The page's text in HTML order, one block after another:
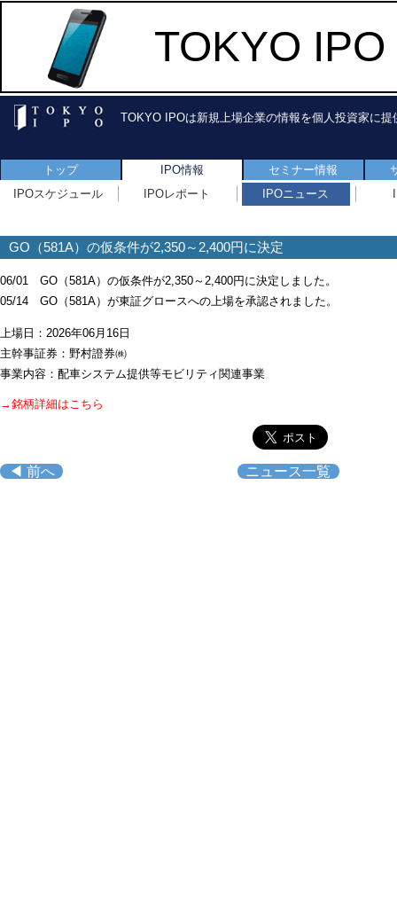
TOKYO
TOKYO IPOは新規上場企業の情報を個人投資家に提
トップ IPO情報 セミナー情報
IPOスケジュール
IPOレポート IPOニュース
GO（581A）の仮条件が2,350～2,400円に決定
06/01 GO（581A）の仮条件が2,350～2,400円に決定しました。
05/14 GO（581A）が東証グロースへの上場を承認されました。
上場日：2026年06月16日
主幹事証券：野村證券㈱
事業内容：配車システム提供等モビリティ関連事業
→銘柄詳細はこちら
◀ 前へ ニュース一覧